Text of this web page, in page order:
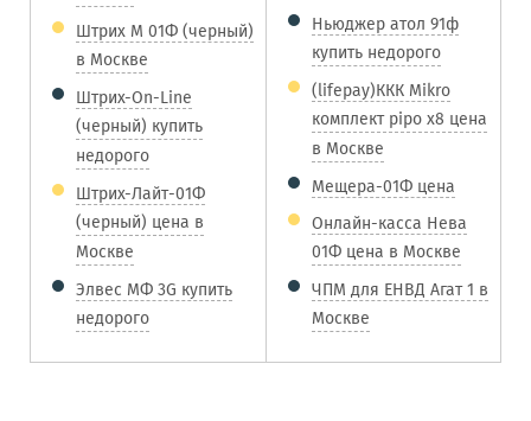
Штрих М 01Ф (черный)
в Москве
Штрих-On-Line
(черный) купить
недорого
Штрих-Лайт-01Ф
(черный) цена в
Москве
Элвес МФ 3G купить
недорого
Ньюджер атол 91ф
купить недорого
(lifepay)ККК Mikro
комплект pipo x8 цена
в Москве
Мещера-01Ф цена
Онлайн-касса Нева
01Ф цена в Москве
ЧПМ для ЕНВД Агат 1 в
Москве